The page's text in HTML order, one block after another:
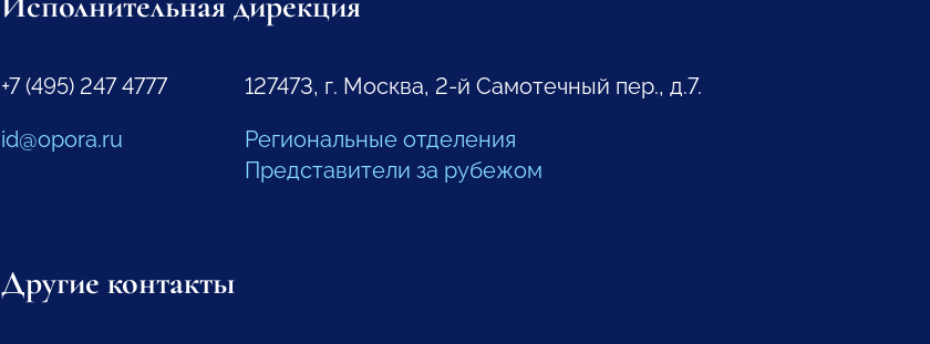
+7 (495) 247 4777
id@opora.ru
127473, г. Москва, 2-й Самотечный пер., д.7.
Региональные отделения
Представители за рубежом
Другие контакты